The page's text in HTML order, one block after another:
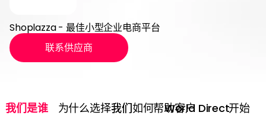
Shoplazza - 最佳小型企业电商平台
联系供应商
我们是谁 为什么选择我们我们如何帮助客户World Direct开始